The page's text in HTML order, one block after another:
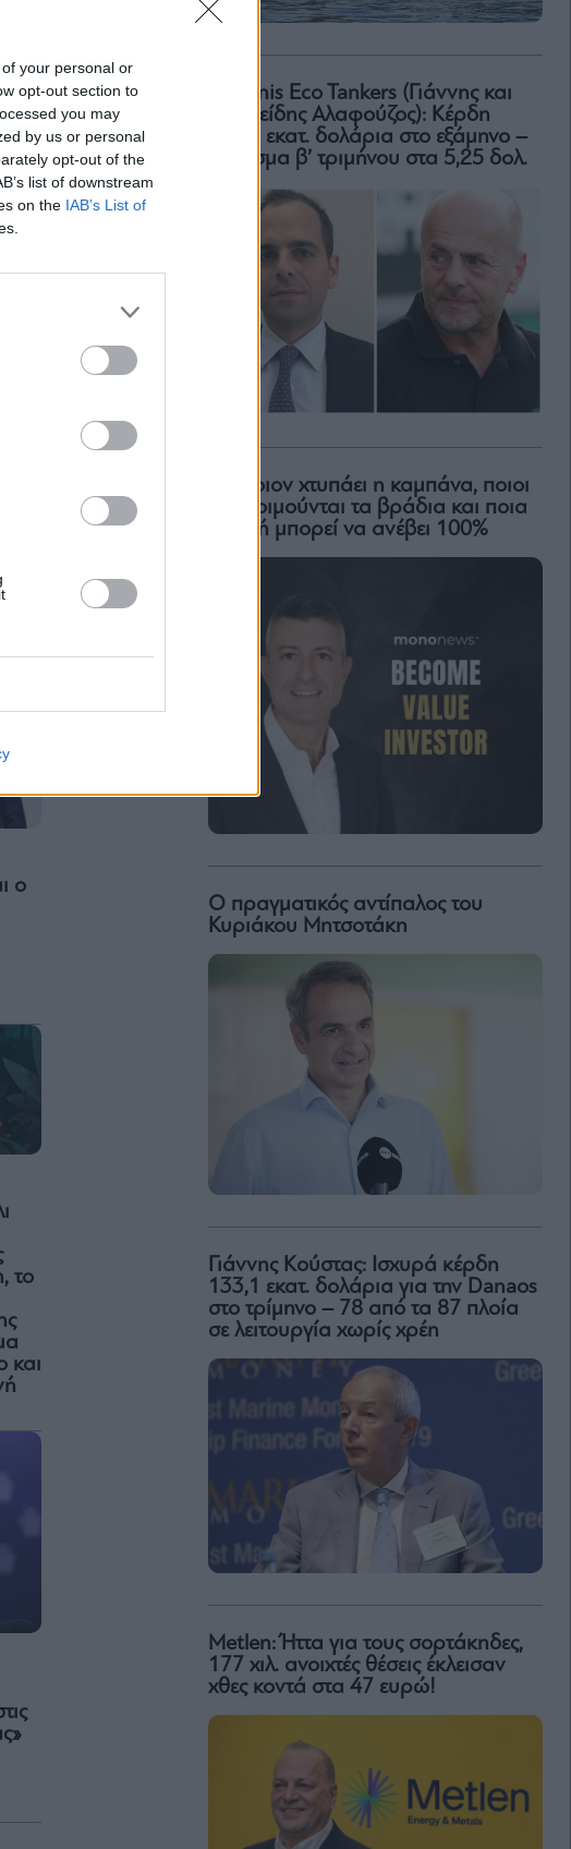
your personal or
opt-out section to
you may
by us or personal
opt-out of the
list of downstream
on the IAB’s List of
ο
το
και
Okeanis Eco Tankers (Γιάννης και
Αριστείδης Αλαφούζος): Κέρδη
318,6 εκατ. δολάρια στο εξάμηνο –
Μέρισμα β’ τριμήνου στα 5,25 δολ.
Για ποιον χτυπάει η καμπάνα, ποιοι
δεν κοιμούνται τα βράδια και ποια
μετοχή μπορεί να ανέβει 100%
Ο πραγματικός αντίπαλος του
Κυριάκου Μητσοτάκη
Γιάννης Κούστας: Ισχυρά κέρδη
133,1 εκατ. δολάρια για την Danaos
στο τρίμηνο – 78 από τα 87 πλοία
σε λειτουργία χωρίς χρέη
Metlen: Ήττα για τους σορτάκηδες,
177 χιλ. ανοιχτές θέσεις έκλεισαν
χθες κοντά στα 47 ευρώ!